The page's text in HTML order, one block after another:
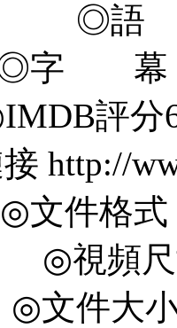
◎語
字 幕
評分
http://
◎文件格
◎視頻
◎文件大